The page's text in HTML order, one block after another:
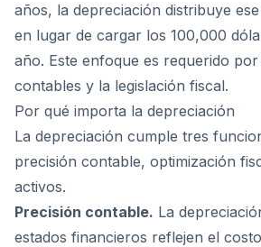
años, la depreciación distribuye
en lugar de cargar los 100,000
año. Este enfoque es requerido
contables y la legislación fiscal.
Por qué importa la depreciación
La depreciación cumple tres
precisión contable, optimización
activos.
Precisión contable. La
estados financieros reflejen el